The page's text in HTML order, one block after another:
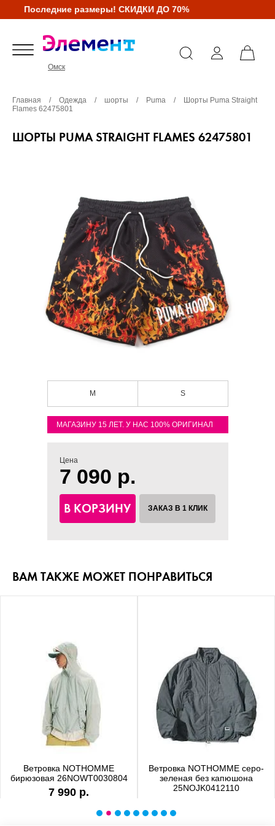
Последние размеры! СКИДКИ ДО 70%
Омск
Главная / Одежда / шорты / Puma /
Шорты Puma Straight
Flames 62475801
ШОРТЫ PUMA STRAIGHT FLAMES 62475801
M S
МАГАЗИНУ 15 ЛЕТ. У НАС 100% ОРИГИНАЛ
Цена
7 090 р.
В КОРЗИНУ ЗАКАЗ В 1 КЛИК
ВАМ ТАКЖЕ МОЖЕТ ПОНРАВИТЬСЯ
Ветровка NOTHOMME
бирюзовая 26NOWT0030804
7 990 р.
Ветровка NOTHOMME серо-
зеленая без капюшона
25NOJK0412110